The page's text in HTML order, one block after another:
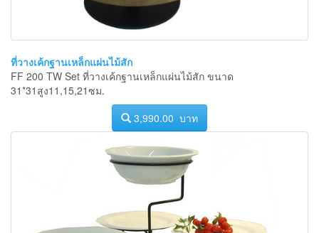
ที่วางเค้กฐานเหล็กแผ่นไม้สัก
FF 200 TW Set ที่วางเค้กฐานเหล็กแผ่นไม้สัก ขนาด
31*31สูง11,15,21ซม.
3,990.00 บาท